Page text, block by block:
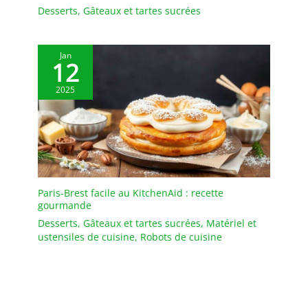
le set assiette émaillées
famille ou les amis - idéal
pour les inaugurations,
les mariages, les fêtes de
famille ou les restaurants
Desserts, Gâteaux et tartes sucrées
Jan
12
2025
Paris-Brest facile au KitchenAid : recette
gourmande
Desserts, Gâteaux et tartes sucrées, Matériel et
ustensiles de cuisine, Robots de cuisine